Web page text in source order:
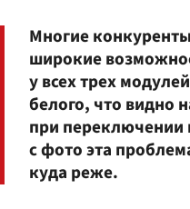
Многие
широкие
у всех трех
белого, что видно
при переключении
с фото эта
куда реже.